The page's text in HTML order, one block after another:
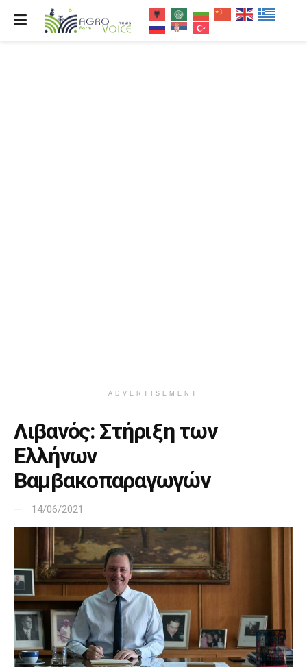
ADVERTISEMENT
Λιβανός: Στήριξη των
Ελλήνων
Βαμβακοπαραγωγών
14/06/2021